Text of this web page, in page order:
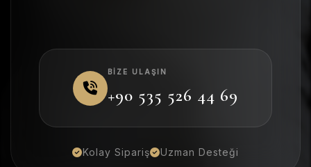
BIZE ULAŞIN
+90 535 526 44 69
Kolay Sipariş Uzman Desteği